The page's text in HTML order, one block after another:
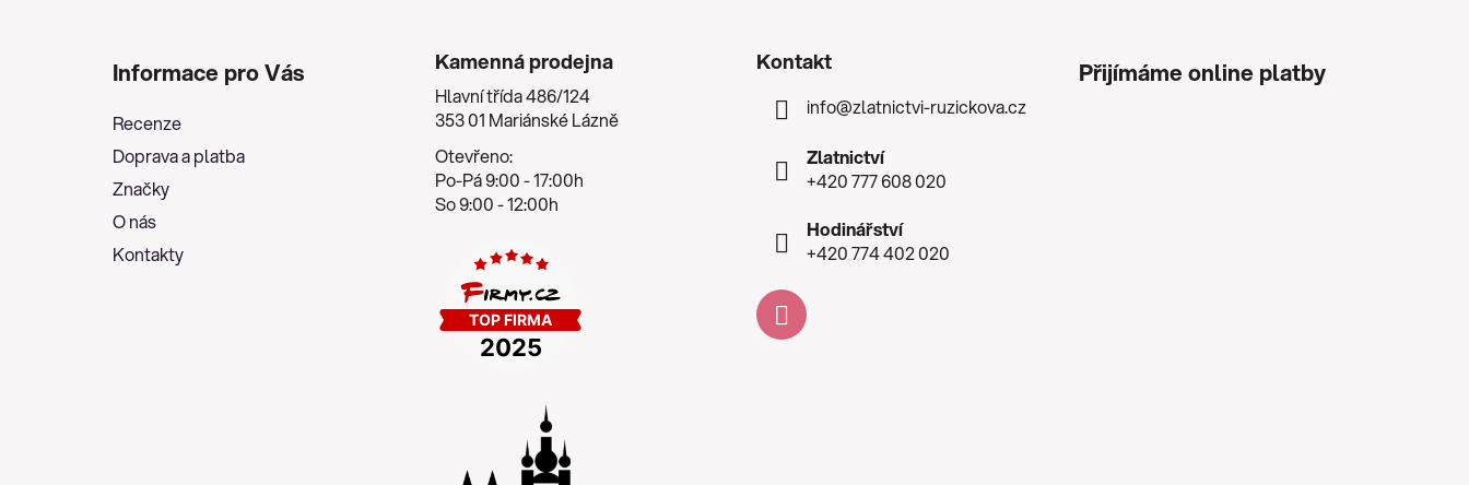
Informace pro Vás
Recenze
Doprava a platba
Značky
O nás
Kontakty
Kamenná prodejna
Hlavní třída 486/124
353 01 Mariánské Lázně
Otevřeno:
Po-Pá 9:00 - 17:00h
So 9:00 - 12:00h
Kontakt
info@zlatnictvi-ruzickova.cz
Zlatnictví
+420 777 608 020
Hodinářství
+420 774 402 020
Přijímáme online platby